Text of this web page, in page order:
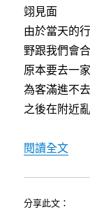
翊見面
由於當天的
野跟我們會合
原本要去一
為客滿進不
之後在附近
閱讀全文〈[
分享此文：